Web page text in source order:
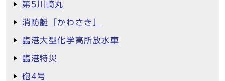
第5川崎丸
消防艇「かわさき」
臨港大型化学高所放水車
臨港特災
砲4号